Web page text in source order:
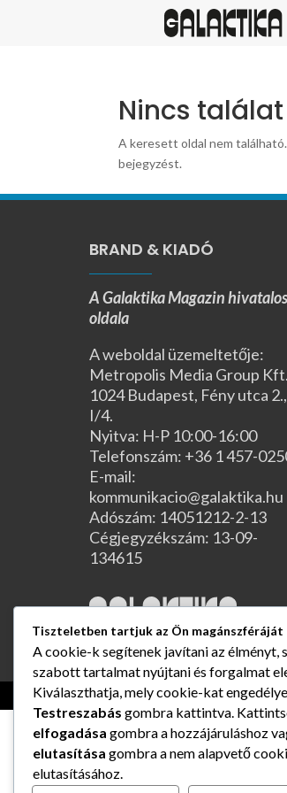
Nincs találat
A keresett oldal nem
bejegyzést.
BRAND & KIADÓ
A Galaktika Magazin hivatalos
oldala
A weboldal üzemeltetője:
Metropolis Media Group Kft.
1024 Budapest, Fény utca 2.,
I/4.
Nyitva: H-P 10:00-16:00
Telefonszám: +36 1 457-
E-mail:
kommunikacio@galaktika.hu
Adószám: 14051212-2-13
Cégjegyzékszám: 13-09-
134615
Tiszteletben tartjuk az Ön magánszféráját
A cookie-k segítenek javítani az élményt,
szabott tartalmat nyújtani és forgalmat
Kiválaszthatja, mely cookie-kat
Testreszabás gombra kattintva.
elfogadása gombra a hozzájáruláshoz
elutasítása gombra a nem alapvető
elutasításához.